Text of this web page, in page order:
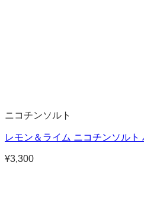
ニコチンソルト
レモン＆ライム ニコチンソル
¥3,300